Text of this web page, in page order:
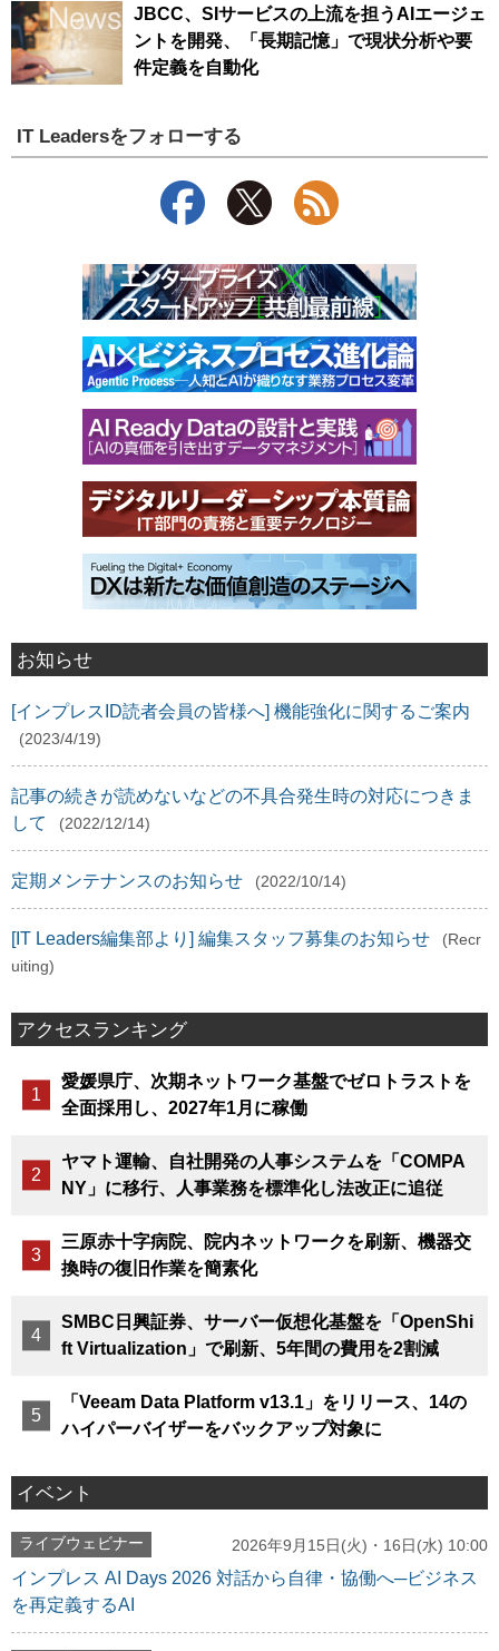
JBCC、SIサービスの上流を担うAIエージェ
ントを開発、「長期記憶」で現状分析や要
件定義を自動化
IT Leadersをフォローする
お知らせ
[インプレスID読者会員の皆様へ] 機能強化に関するご案内
(2023/4/19)
記事の続きが読めないなどの不具合発生時の対応につきま
して
(2022/12/14)
定期メンテナンスのお知らせ (2022/10/14)
[IT Leaders編集部より] 編集スタッフ募集のお知らせ
(Recr
uiting)
アクセスランキング
愛媛県庁、次期ネットワーク基盤でゼロトラストを
全面採用し、2027年1月に稼働
ヤマト運輸、自社開発の人事システムを「COMPA
NY」に移行、人事業務を標準化し法改正に追従
三原赤十字病院、院内ネットワークを刷新、機器交
換時の復旧作業を簡素化
SMBC日興証券、サーバー仮想化基盤を「OpenShi
ft Virtualization」で刷新、5年間の費用を2割減
「Veeam Data Platform v13.1」をリリース、14の
ハイパーバイザーをバックアップ対象に
イベント
ライブウェビナー 2026年9月15日(火)・16日(水) 10:00
インプレス AI Days 2026 対話から自律・協働へ─ビジネス
を再定義するAI